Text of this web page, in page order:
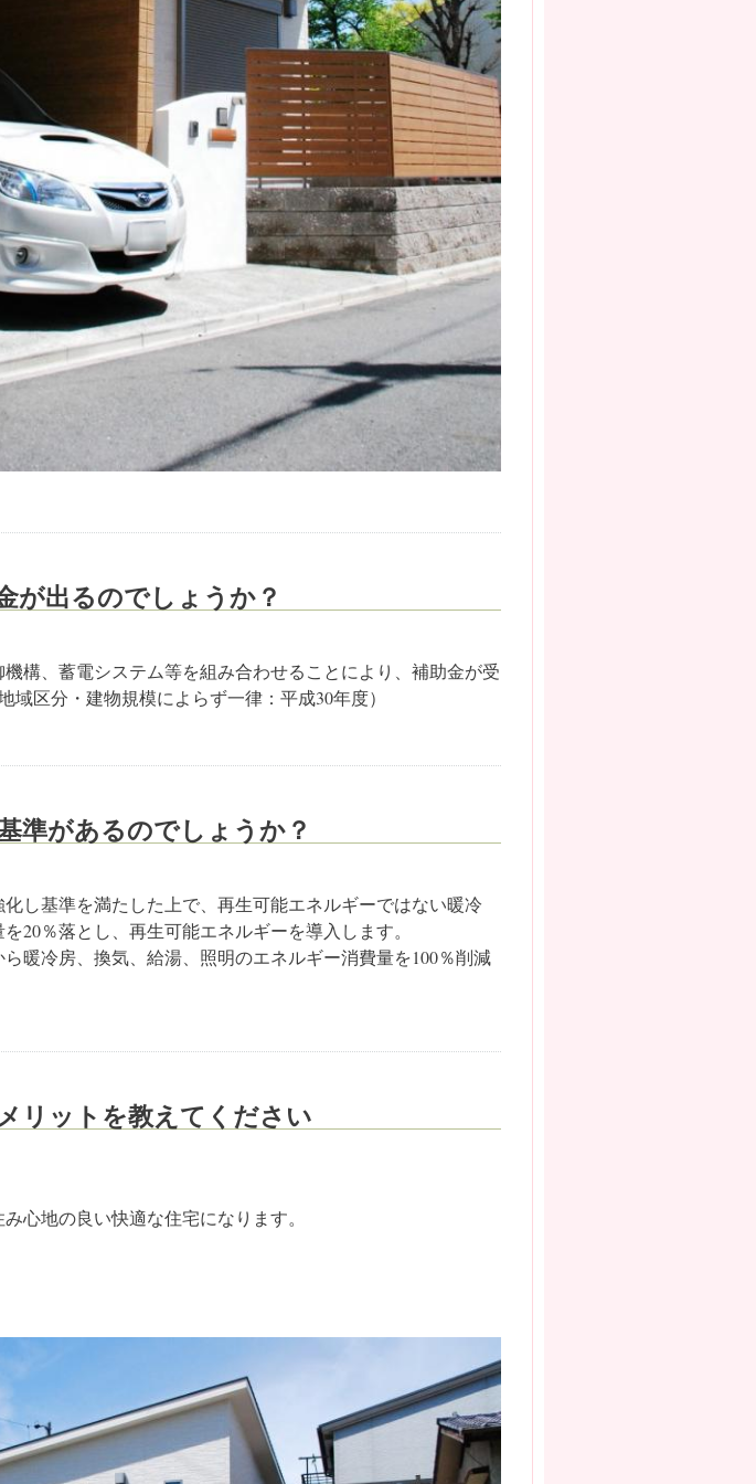
が出るのでしょうか？
構、蓄電システム等を組み合わせることにより、補助金が受
区分・建物規模によらず一律：平成30年度）
準があるのでしょうか？
し基準を満たした上で、再生可能エネルギーではない暖冷
20％落とし、再生可能エネルギーを導入します。
暖冷房、換気、給湯、照明のエネルギー消費量を100％削減
リットを教えてください
心地の良い快適な住宅になります。